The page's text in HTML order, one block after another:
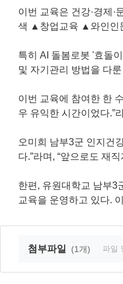
이번 교육은 건강·경제
색 ▲창업교육 ▲와인인
특히 AI 돌봄로봇 '효돌
및 자기관리 방법을 다
이번 교육에 참여한 한
우 유익한 시간이었다.”
오미희 남부3군 인지건
다.”라며, “앞으로도 재
한편, 유원대학교 남부3
교육을 운영하고 있다.
첨부파일 (1개) 파일